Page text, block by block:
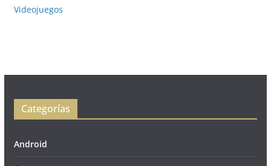
Videojuegos
Categorías
Android